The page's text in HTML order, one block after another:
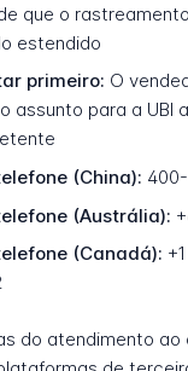
que o
estendido
primeiro: O
assunto para a UBI
(China):
(Austrália):
(Canadá):
do atendimento ao